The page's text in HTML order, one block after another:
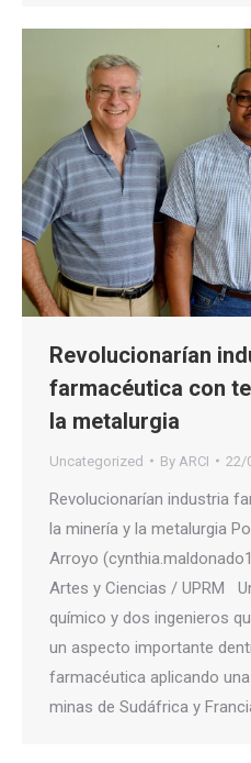
Revolucionarían
farmacéutica con
la metalurgia
Uncategorized By ARCI 22/
Revolucionarían industria
la minería y la metalurgia
Arroyo
Artes y Ciencias / UPRM
químico y dos ingenieros
un aspecto importante
farmacéutica aplicando
minas de Sudáfrica y